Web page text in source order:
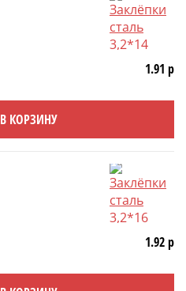
1.91 р
В КОРЗИНУ
1.92 р